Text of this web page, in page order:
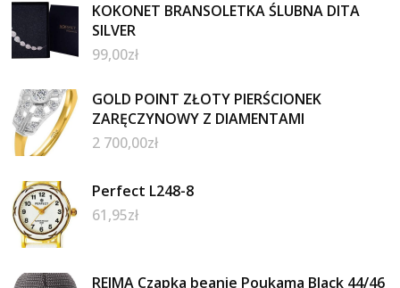
KOKONET BRANSOLETKA ŚLUBNA DITA
SILVER
99,00zł
GOLD POINT ZŁOTY PIERŚCIONEK
ZARĘCZYNOWY Z DIAMENTAMI
2 700,00zł
Perfect L248-8
61,95zł
REIMA Czapka beanie Poukama Black 44/46